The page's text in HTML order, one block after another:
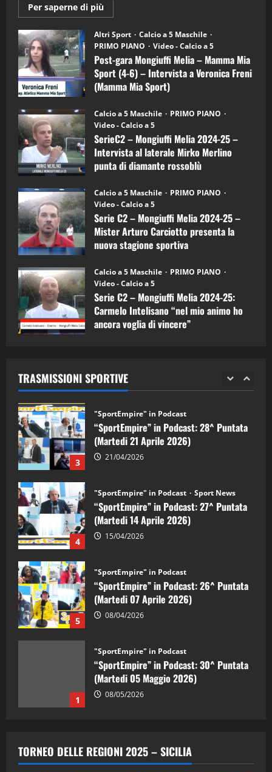
Per saperne di più
informazioni
Post-
gara
Mongiuffi
Melia
–
Mamma
Mia
Sport
6)
–
Intervista
a
mister
Arturo
Carciotto
(Mongiuffi
Altri Sport
Calcio a 5 Maschile
PRIMO PIANO
Video - Calcio a 5
Post-gara Mongiuffi Melia – Mamma Mia
Sport (4-6) – Intervista a Veronica Freni
(Mamma Mia Sport)
Calcio a 5 Maschile
PRIMO PIANO
Video - Calcio a 5
SerieC2 – Mongiuffi Melia 2024-25 –
Intervista al laterale Mirko Merlino
punta di diamante rossoblù
Calcio a 5 Maschile
PRIMO PIANO
Video - Calcio a 5
Serie C2 – Mongiuffi Melia 2024-25 –
Mister Arturo Carciotto presenta la
nuova stagione sportiva
Calcio a 5 Maschile
PRIMO PIANO
Video - Calcio a 5
Serie C2 – Mongiuffi Melia 2024-25:
Carmelo Intelisano “nel mio animo ho
ancora voglia di vincere”
TRASMISSIONI SPORTIVE
3
"SportEmpire" in Podcast
“SportEmpire” in Podcast: 28^ Puntata
(Martedi 21 Aprile 2026)
21/04/2026
4
“SportEmpire” in Podcast: 27^ Puntata
(Martedi 14 Aprile 2026)
15/04/2026
5
“SportEmpire” in Podcast: 26^ Puntata
(Martedi 07 Aprile 2026)
08/04/2026
1
“SportEmpire” in Podcast: 30^ Puntata
(Martedi 05 Maggio 2026)
08/05/2026
2 28/04/2026
3
"SportEmpire" in Podcast
“SportEmpire” in Podcast: 28^ Puntata
(Martedi 21 Aprile 2026)
21/04/2026
4
"SportEmpire" in Podcast Sport News
“SportEmpire” in Podcast: 27^ Puntata
(Martedi 14 Aprile 2026)
15/04/2026
5
"SportEmpire" in Podcast
“SportEmpire” in Podcast: 26^ Puntata
(Martedi 07 Aprile 2026)
08/04/2026
1
"SportEmpire" in Podcast
“SportEmpire” in Podcast: 30^ Puntata
(Martedi 05 Maggio 2026)
08/05/2026
“SportEmpire” in Podcast: 29^ Puntata
(Martedi 28 Aprile 2026)
TORNEO DELLE REGIONI 2025 – SICILIA